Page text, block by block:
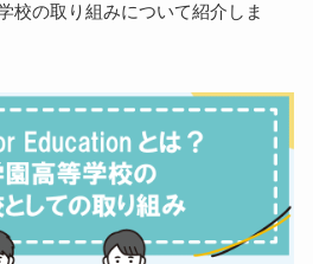
校の取り組みについて紹介しま